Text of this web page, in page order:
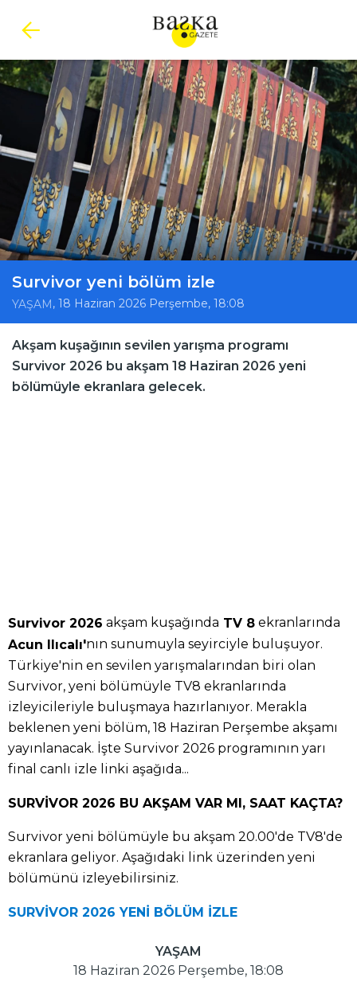
Survivor yeni bölüm izle
YAŞAM , 18 Haziran 2026 Perşembe, 18:08
Akşam kuşağının sevilen yarışma programı
Survivor 2026 bu akşam 18 Haziran 2026 yeni
bölümüyle ekranlara gelecek.
Survivor 2026 akşam kuşağında TV 8 ekranlarında
Acun Ilıcalı'nın sunumuyla seyirciyle buluşuyor.
Türkiye'nin en sevilen yarışmalarından biri olan
Survivor, yeni bölümüyle TV8 ekranlarında
izleyicileriyle buluşmaya hazırlanıyor. Merakla
beklenen yeni bölüm, 18 Haziran Perşembe akşamı
yayınlanacak. İşte Survivor 2026 programının yarı
final canlı izle linki aşağıda...
SURVİVOR 2026 BU AKŞAM VAR MI, SAAT KAÇTA?
Survivor yeni bölümüyle bu akşam 20.00'de TV8'de
ekranlara geliyor. Aşağıdaki link üzerinden yeni
bölümünü izleyebilirsiniz.
SURVİVOR 2026 YENİ BÖLÜM İZLE
YAŞAM
18 Haziran 2026 Perşembe, 18:08